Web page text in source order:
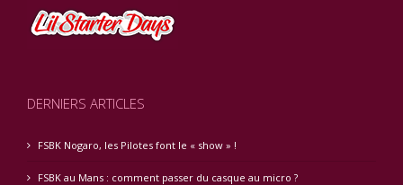
DERNIERS ARTICLES
FSBK Nogaro, les Pilotes font le « show » !
FSBK au Mans : comment passer du casque au micro ?